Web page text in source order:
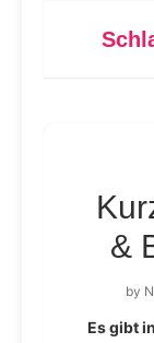
&
by
Es gibt